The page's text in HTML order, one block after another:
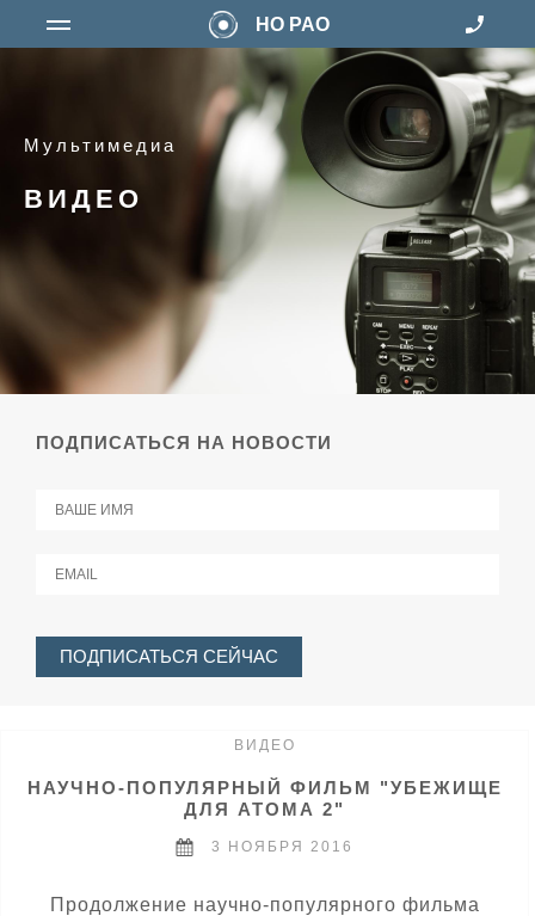
НО РАО
Мультимедиа
ВИДЕО
ПОДПИСАТЬСЯ НА НОВОСТИ
ВИДЕО
НАУЧНО-ПОПУЛЯРНЫЙ ФИЛЬМ "УБЕЖИЩЕ
ДЛЯ АТОМА 2"
3 НОЯБРЯ 2016
Продолжение научно-популярного фильма